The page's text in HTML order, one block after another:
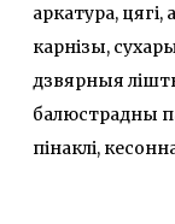
аркатура,
карнізы,
дзвярныя
балюстрадны
пінаклі,